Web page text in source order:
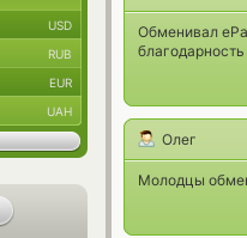
Обменивал
Олег
Молодцы
USD
RUB
EUR
UAH